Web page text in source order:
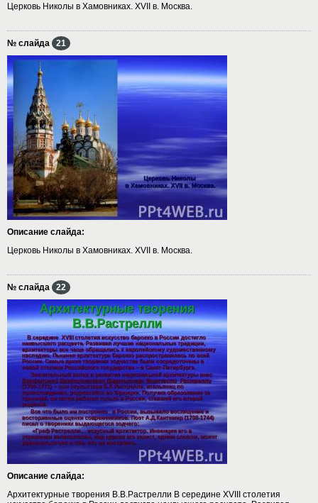
Церковь Николы в Хамовниках. XVII в. Москва.
№ слайда 21
Описание слайда:
Церковь Николы в Хамовниках. XVII в. Москва.
№ слайда 22
Описание слайда:
Архитектурные творения В.В.Растрелли В середине XVIII столетия